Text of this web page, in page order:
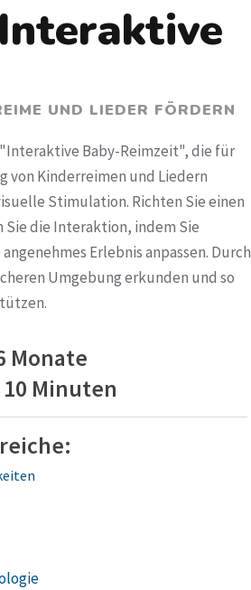
UND LIEDER FÖRDERN
Baby-Reimzeit", die für
von Kinderreimen und Liedern
Stimulation. Richten Sie einen
die Interaktion, indem Sie
Erlebnis anpassen. Durch
Umgebung erkunden und so
Monate
Minuten